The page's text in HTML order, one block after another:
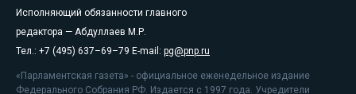
Исполняющий обязанности главного
редактора — Абдуллаев М.Р.
Тел.: +7 (495) 637–69–79 E-mail: pg@pnp.ru
«Парламентская газета» - официальное еженедельное издание
Федерального Собрания РФ. Издается с 1997 года. Учредители